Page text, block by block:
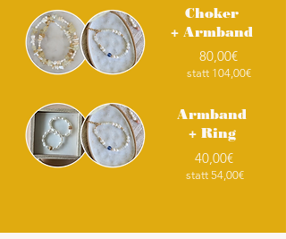
Choker
+ Armband
80,00€
statt 104,00€
Armband
+ Ring
40,00€
statt 54,00€